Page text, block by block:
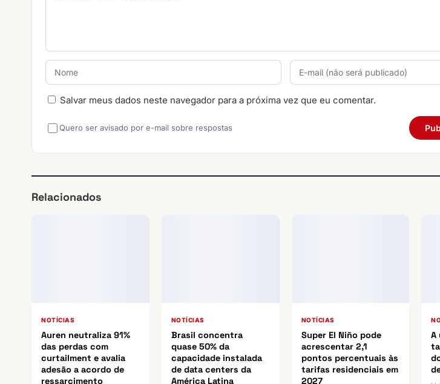
Salvar meus dados neste navegador para a próxima vez que eu comentar.
Quero ser avisado por e-mail sobre respostas
Relacionados
NOTÍCIAS
Auren neutraliza 91%
das perdas com
curtailment e avalia
adesão a acordo de
ressarcimento
NOTÍCIAS
Brasil concentra
quase 50% da
capacidade instalada
de data centers da
América Latina
NOTÍCIAS
Super El Niño pode
acrescentar 2,1
pontos percentuais às
tarifas residenciais em
2027
A